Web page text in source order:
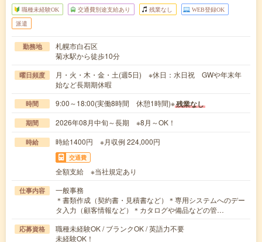
職種未経験OK 交通費別途支給あり 残業なし WEB登録OK
派遣
勤務地
札幌市白石区
菊水駅から徒歩10分
曜日頻度
月・火・木・金・土(週5日) ※休日：水日祝 GWや年末年
始など長期期休暇
時間 9:00～18:00(実働8時間 休憩1時間)※残業なし
期間 2026年08月中旬～長期 ※8月～OK！
時給 時給1400円 ※月収例 224,000円
交通費
全額支給 ※当社規定あり
仕事内容
一般事務
＊書類作成（契約書・見積書など）＊専用システムへのデー
タ入力（顧客情報など）＊カタログや備品などの管…
応募資格
職種未経験OK / ブランクOK / 英語力不要
未経験OK！